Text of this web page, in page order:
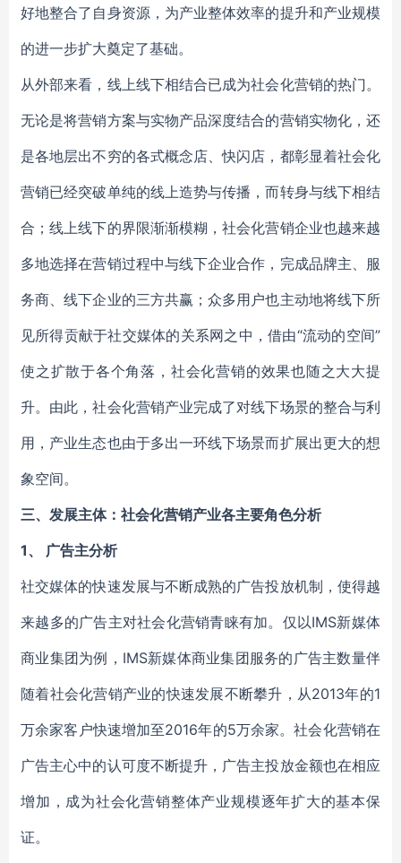
好地整合了自身资源，为产业整体效率的提升和产业规模
的进一步扩大奠定了基础。
从外部来看，线上线下相结合已成为社会化营销的热门。
无论是将营销方案与实物产品深度结合的营销实物化，还
是各地层出不穷的各式概念店、快闪店，都彰显着社会化
营销已经突破单纯的线上造势与传播，而转身与线下相结
合；线上线下的界限渐渐模糊，社会化营销企业也越来越
多地选择在营销过程中与线下企业合作，完成品牌主、服
务商、线下企业的三方共赢；众多用户也主动地将线下所
见所得贡献于社交媒体的关系网之中，借由“流动的空间”
使之扩散于各个角落，社会化营销的效果也随之大大提
升。由此，社会化营销产业完成了对线下场景的整合与利
用，产业生态也由于多出一环线下场景而扩展出更大的想
象空间。
三、 发展主体：社会化营销产业各主要角色分析
1、 广告主分析
社交媒体的快速发展与不断成熟的广告投放机制，使得越
来越多的广告主对社会化营销青睐有加。仅以IMS新媒体
商业集团为例，IMS新媒体商业集团服务的广告主数量伴
随着社会化营销产业的快速发展不断攀升，从2013年的1
万余家客户快速增加至2016年的5万余家。社会化营销在
广告主心中的认可度不断提升，广告主投放金额也在相应
增加，成为社会化营销整体产业规模逐年扩大的基本保
证。